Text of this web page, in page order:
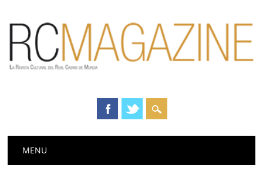
Menú principal
MENU